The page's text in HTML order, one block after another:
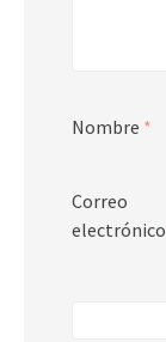
Nombre *
Correo
electrónico